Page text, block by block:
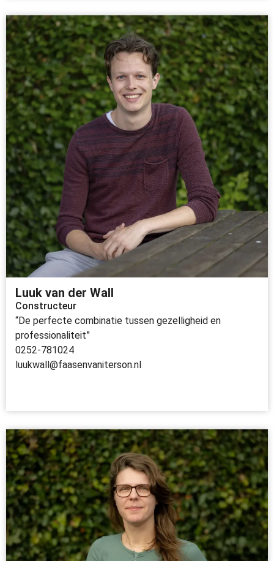
Luuk van der Wall
Constructeur
“De perfecte combinatie tussen gezelligheid en
professionaliteit”
0252-781024
luukwall@faasenvaniterson.nl